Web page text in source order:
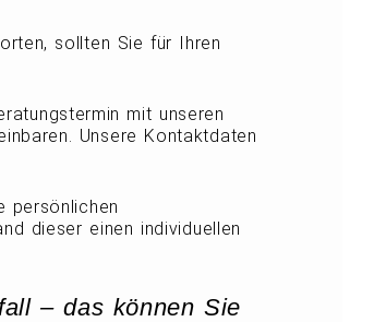
sollten Sie für Ihren
mit unseren
Unsere Kontaktdaten
persönlichen
dieser einen individuellen
– das können Sie